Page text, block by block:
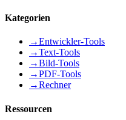
Kategorien
→Entwickler-Tools
→Text-Tools
→Bild-Tools
→PDF-Tools
→Rechner
Ressourcen